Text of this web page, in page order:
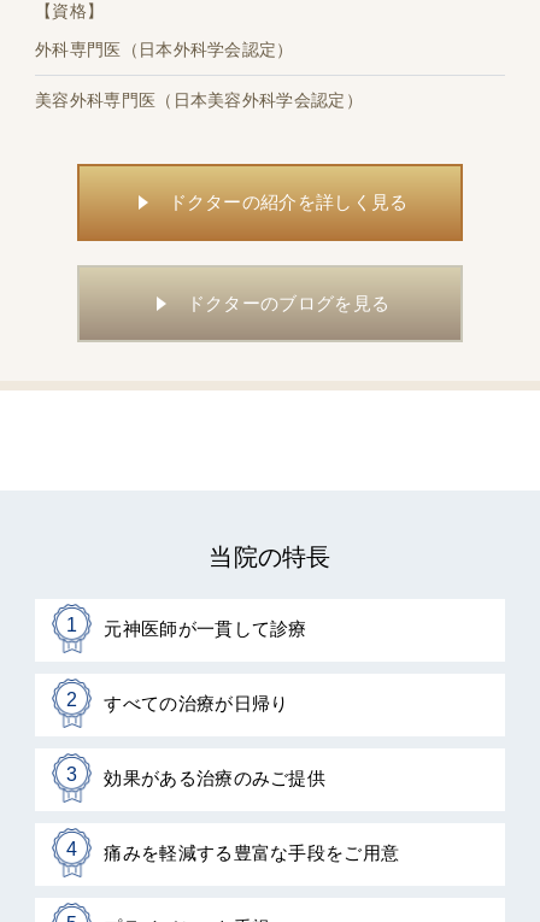
【資格】
外科専門医（日本外科学会認定）
美容外科専門医（日本美容外科学会認定）
ドクターの紹介を詳しく見る
ドクターのブログを見る
当院の特長
1 元神医師が一貫して診療
2 すべての治療が日帰り
3 効果がある治療のみご提供
4 痛みを軽減する豊富な手段をご用意